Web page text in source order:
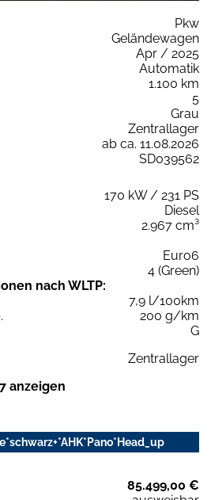
Pkw
Geländewagen
Apr / 2025
Automatik
1.100 km
5
Grau
Zentrallager
ab ca. 11.08.2026
SD039562
170 kW / 231 PS
Diesel
2.967 cm³
Euro6
4 (Green)
nach WLTP:
7,9 l/100km
200 g/km
G
Zentrallager
anzeigen
85.499,00 €